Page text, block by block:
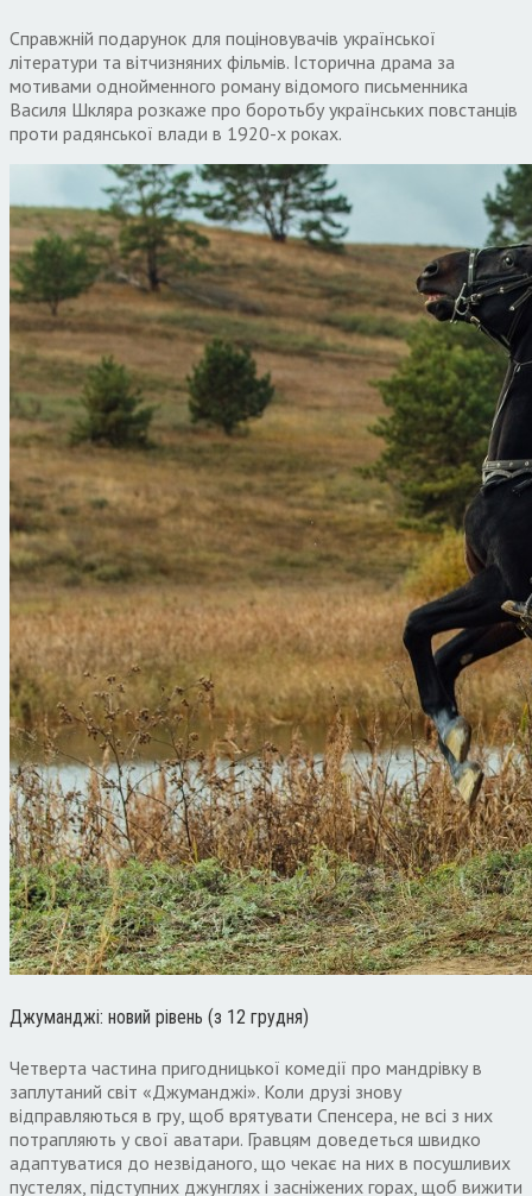
Справжній подарунок для поціновувачів української
літератури та вітчизняних фільмів. Історична драма за
мотивами однойменного роману відомого письменника
Василя Шкляра розкаже про боротьбу українських повстанців
проти радянської влади в 1920-х роках.
Джуманджі: новий рівень (з 12 грудня)
Четверта частина пригодницької комедії про мандрівку в
заплутаний світ «Джуманджі». Коли друзі знову
відправляються в гру, щоб врятувати Спенсера, не всі з них
потрапляють у свої аватари. Гравцям доведеться швидко
адаптуватися до незвіданого, що чекає на них в посушливих
пустелях, підступних джунглях і засніжених горах, щоб вижити